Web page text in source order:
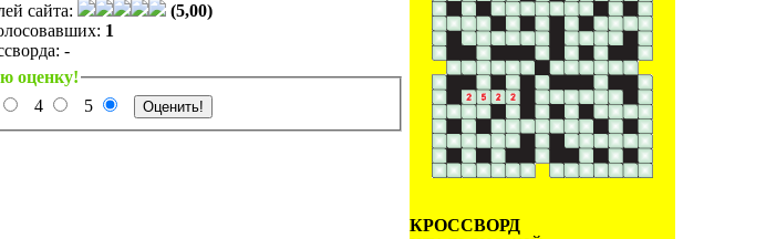
сайта:
(5,00)
1
-
оценку!
4 5
КРОССВОРД